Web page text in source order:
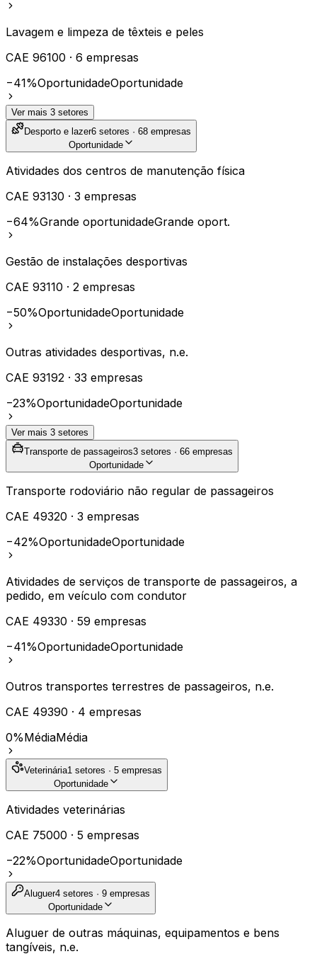
Lavagem e limpeza de têxteis e peles
CAE 96100 · 6 empresas
−41%OportunidadeOportunidade
Ver mais 3 setores
Desporto e lazer6 setores · 68 empresas
Oportunidade
Atividades dos centros de manutenção física
CAE 93130 · 3 empresas
−64%Grande oportunidadeGrande oport.
Gestão de instalações desportivas
CAE 93110 · 2 empresas
−50%OportunidadeOportunidade
Outras atividades desportivas, n.e.
CAE 93192 · 33 empresas
−23%OportunidadeOportunidade
Ver mais 3 setores
Transporte de passageiros3 setores · 66 empresas
Oportunidade
Transporte rodoviário não regular de passageiros
CAE 49320 · 3 empresas
−42%OportunidadeOportunidade
Atividades de serviços de transporte de passageiros, a
pedido, em veículo com condutor
CAE 49330 · 59 empresas
−41%OportunidadeOportunidade
Outros transportes terrestres de passageiros, n.e.
CAE 49390 · 4 empresas
0%MédiaMédia
Veterinária1 setores · 5 empresas
Oportunidade
Atividades veterinárias
CAE 75000 · 5 empresas
−22%OportunidadeOportunidade
Aluguer4 setores · 9 empresas
Oportunidade
Aluguer de outras máquinas, equipamentos e bens
tangíveis, n.e.